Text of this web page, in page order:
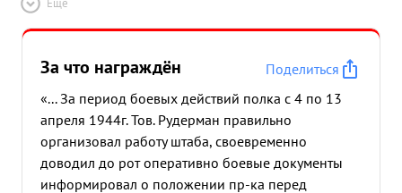
Ещё
За что награждён
Поделиться
«... За период боевых действий полка с 4 по 13
апреля 1944г. Тов. Рудерман правильно
организовал работу штаба, своевременно
доводил до рот оперативно боевые документы
информировал о положении пр-ка перед